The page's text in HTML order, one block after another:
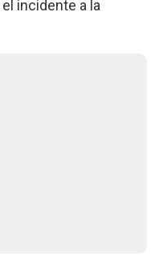
incidente a la